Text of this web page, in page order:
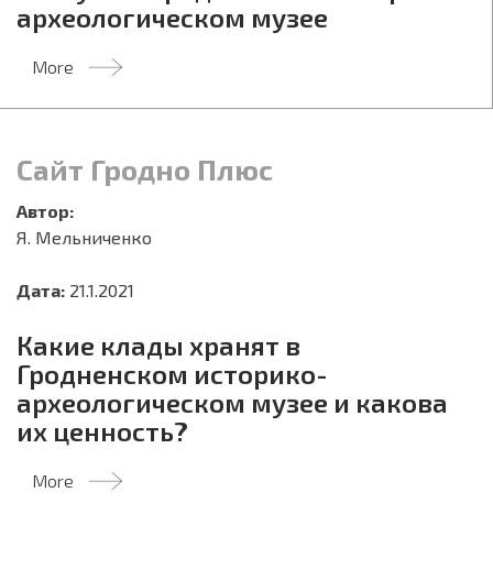
археологическом музее
More
Сайт Гродно Плюс
Автор:
Я. Мельниченко
Дата: 21.1.2021
Какие клады хранят в
Гродненском историко-
археологическом музее и какова
их ценность?
More